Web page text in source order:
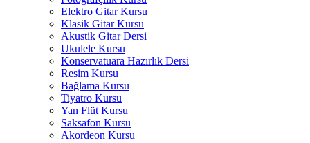
Elektro Gitar Kursu
Klasik Gitar Kursu
Akustik Gitar Dersi
Ukulele Kursu
Konservatuara Hazırlık Dersi
Resim Kursu
Bağlama Kursu
Tiyatro Kursu
Yan Flüt Kursu
Saksafon Kursu
Akordeon Kursu